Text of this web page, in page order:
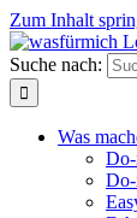
Zum Inhalt
Suche nach:
Was